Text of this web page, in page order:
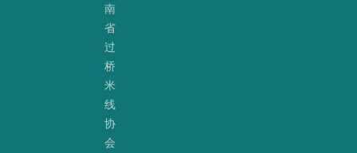
南
省
过
桥
米
线
协
会